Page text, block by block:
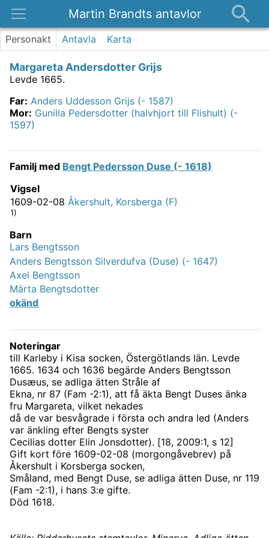
Martin Brandts antavlor
Platser
Om
Kontakt
Personakt Antavla Karta
Margareta Andersdotter Grijs
Levde 1665.
Far: Anders Uddesson Grijs (- 1587)
Mor: Gunilla Pedersdotter (halvhjort till Flishult) (-
1597)
Familj med Bengt Pedersson Duse (- 1618)
Vigsel
1609-02-08 Åkershult, Korsberga (F)
1)
Barn
Lars Bengtsson
Anders Bengtsson Silverdufva (Duse) (- 1647)
Axel Bengtsson
Märta Bengtsdotter
okänd
Noteringar
till Karleby i Kisa socken, Östergötlands län. Levde
1665. 1634 och 1636 begärde Anders Bengtsson
Dusæus, se adliga ätten Stråle af
Ekna, nr 87 (Fam -2:1), att få äkta Bengt Duses änka
fru Margareta, vilket nekades
då de var besvågrade i första och andra led (Anders
var änkling efter Bengts syster
Cecilias dotter Elin Jonsdotter). [18, 2009:1, s 12]
Gift kort före 1609-02-08 (morgongåvebrev) på
Åkershult i Korsberga socken,
Småland, med Bengt Duse, se adliga ätten Duse, nr 119
(Fam -2:1), i hans 3:e gifte.
Död 1618.